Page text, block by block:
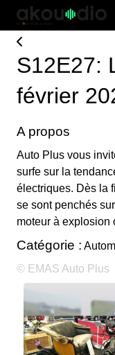
S12E27:
février
A propos
Auto Plus vous
surfe sur la
électriques. Dès la
se sont penchés
moteur à explosion
Catégorie :
© EMAS Auto Plus